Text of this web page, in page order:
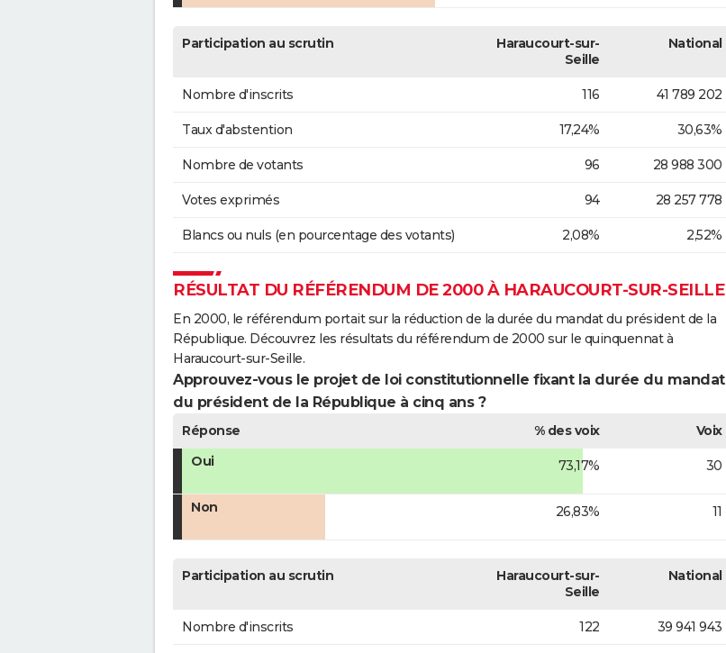
Participation au scrutin
Haraucourt-sur-
Seille
National
Nombre d'inscrits 116 41 789 202
Taux d'abstention 17,24% 30,63%
Nombre de votants 96 28 988 300
Votes exprimés 94 28 257 778
Blancs ou nuls (en pourcentage des votants) 2,08% 2,52%
RÉSULTAT DU RÉFÉRENDUM DE 2000 À HARAUCOURT-SUR-SEILLE
En 2000, le référendum portait sur la réduction de la durée du mandat du président de la
République. Découvrez les résultats du référendum de 2000 sur le quinquennat à
Haraucourt-sur-Seille.
Approuvez-vous le projet de loi constitutionnelle fixant la durée du mandat
du président de la République à cinq ans ?
Réponse % des voix
Voix
Oui
73,17% 30
Non 26,83% 11
Participation au scrutin
Haraucourt-sur-
Seille
National
Nombre d'inscrits 122 39 941 943